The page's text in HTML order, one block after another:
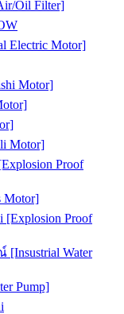
Oil Filter]
Electric Motor]
Motor]
Motor]
Proof
Motor]
Proof
Water
Pump]